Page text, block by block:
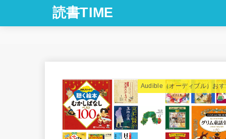
読書TIME
Audible（オーディブル）おす